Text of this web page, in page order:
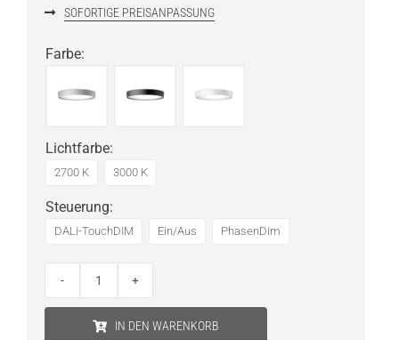
SOFORTIGE PREISANPASSUNG
Farbe:
Lichtfarbe:
2700 K 3000 K
Steuerung:
DALI-TouchDIM Ein/Aus PhasenDim
IN DEN WARENKORB